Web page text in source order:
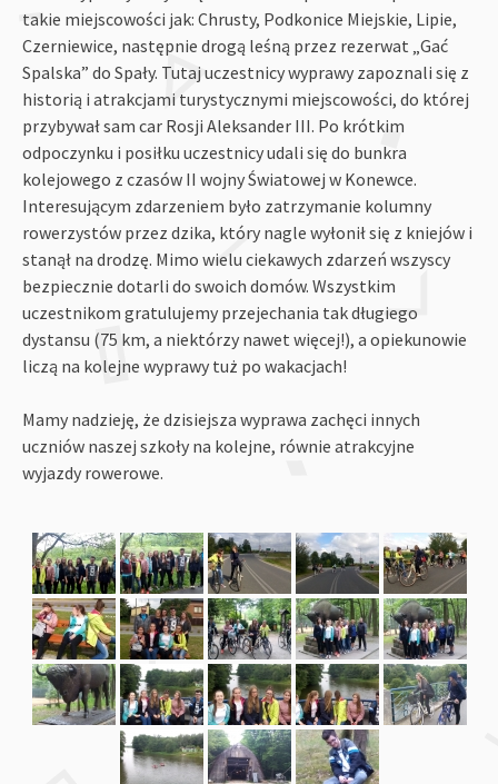
takie miejscowości jak: Chrusty, Podkonice Miejskie, Lipie,
Czerniewice, następnie drogą leśną przez rezerwat „Gać
Spalska” do Spały. Tutaj uczestnicy wyprawy zapoznali się z
historią i atrakcjami turystycznymi miejscowości, do której
przybywał sam car Rosji Aleksander III. Po krótkim
odpoczynku i posiłku uczestnicy udali się do bunkra
kolejowego z czasów II wojny Światowej w Konewce.
Interesującym zdarzeniem było zatrzymanie kolumny
rowerzystów przez dzika, który nagle wyłonił się z kniejów i
stanął na drodzę. Mimo wielu ciekawych zdarzeń wszyscy
bezpiecznie dotarli do swoich domów. Wszystkim
uczestnikom gratulujemy przejechania tak długiego
dystansu (75 km, a niektórzy nawet więcej!), a opiekunowie
liczą na kolejne wyprawy tuż po wakacjach!
Mamy nadzieję, że dzisiejsza wyprawa zachęci innych
uczniów naszej szkoły na kolejne, równie atrakcyjne
wyjazdy rowerowe.